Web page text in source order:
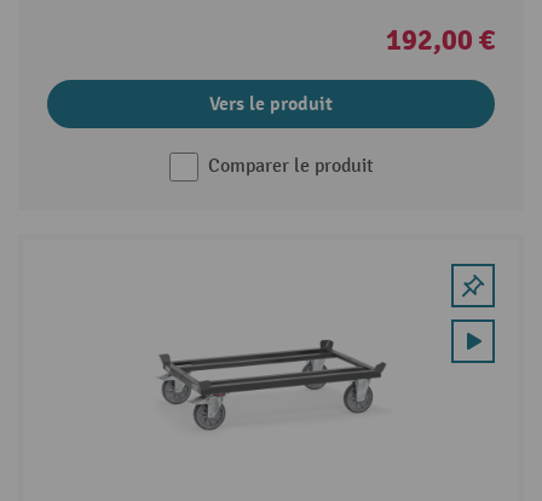
192,00 €
Vers le produit
Comparer le produit